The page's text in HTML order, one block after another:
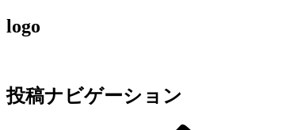
logo
投稿ナビゲーション